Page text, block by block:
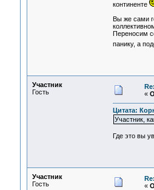
континенте
Вы же сами
Переносим
панику, а
Участник
Гость
«
Цитата:
Участник,
Где это вы
Участник
Гость
«